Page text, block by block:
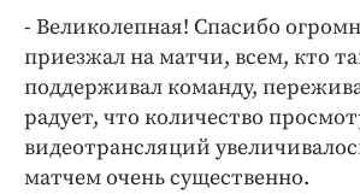
- Великолепная! Спасибо
приезжал на матчи, всем, кто
поддерживал команду,
радует, что количество
видеотрансляций
матчем очень существенно.